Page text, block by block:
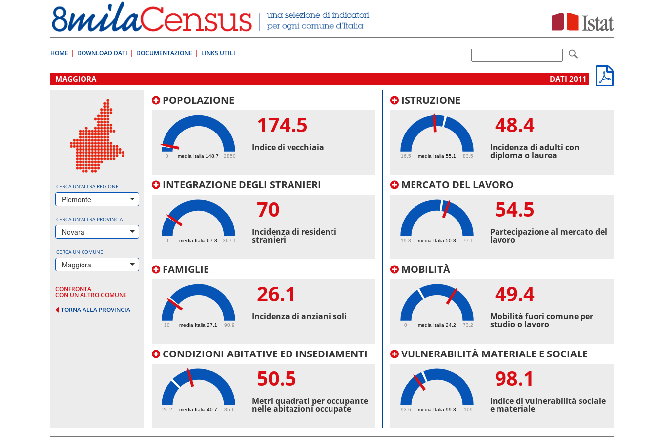
direttamente
a:
Contenuto
HOME DOWNLOAD DATI DOCUMENTAZIONE LINKS UTILI
.
MAGGIORA DATI 2011
CERCA UN'ALTRA REGIONE
Piemonte
CERCA UN'ALTRA PROVINCIA
Novara
CERCA UN COMUNE
Maggiora
CONFRONTA
CON UN ALTRO COMUNE
TORNA ALLA PROVINCIA
POPOLAZIONE
media Italia 148.7
0 2850
174.5
Indice di vecchiaia
INTEGRAZIONE DEGLI STRANIERI
media Italia 67.8
0 367.1
70
Incidenza di residenti
stranieri
FAMIGLIE
media Italia 27.1
10 90.9
26.1
Incidenza di anziani soli
CONDIZIONI ABITATIVE ED INSEDIAMENTI
media Italia 40.7
26.2 85.6
50.5
Metri quadrati per occupante
nelle abitazioni occupate
ISTRUZIONE
media Italia 55.1
16.5 83.5
48.4
Incidenza di adulti con
diploma o laurea
MERCATO DEL LAVORO
media Italia 50.8
19.3 77.1
54.5
Partecipazione al mercato del
lavoro
MOBILITÀ
media Italia 24.2
0 73.2
49.4
Mobilità fuori comune per
studio o lavoro
VULNERABILITÀ MATERIALE E SOCIALE
media Italia 99.3
93.6 109
98.1
Indice di vulnerabilità sociale
e materiale